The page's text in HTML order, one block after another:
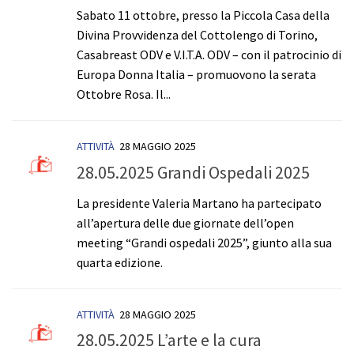
Sabato 11 ottobre, presso la Piccola Casa della
Divina Provvidenza del Cottolengo di Torino,
Casabreast ODV e V.I.T.A. ODV – con il patrocinio di
Europa Donna Italia – promuovono la serata
Ottobre Rosa. Il...
ATTIVITÀ 28 MAGGIO 2025
28.05.2025 Grandi Ospedali 2025
La presidente Valeria Martano ha partecipato
all’apertura delle due giornate dell’open
meeting “Grandi ospedali 2025”, giunto alla sua
quarta edizione.
ATTIVITÀ 28 MAGGIO 2025
28.05.2025 L’arte e la cura